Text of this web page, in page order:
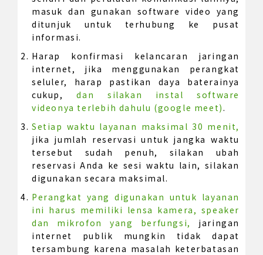
masuk dan gunakan software video yang
ditunjuk untuk terhubung ke pusat
informasi.
Harap konfirmasi kelancaran jaringan
internet, jika menggunakan perangkat
seluler, harap pastikan daya baterainya
cukup,dan silakan instal software
videonya terlebih dahulu (google meet).
Setiap waktu layanan maksimal 30 menit,
jika jumlah reservasi untuk jangka waktu
tersebut sudah penuh, silakan ubah
reservasi Anda ke sesi waktu lain, silakan
digunakan secara maksimal.
Perangkat yang digunakan untuk layanan
ini harus memiliki lensa kamera, speaker
dan mikrofon yang berfungsi, jaringan
internet publik mungkin tidak dapat
tersambung karena masalah keterbatasan